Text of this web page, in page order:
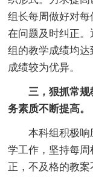
组长每周做好对
在问题及时纠正
组的教学成绩均
成绩较为优异。
三，狠抓常
务素质不断提高。
本科组积极
学工作，坚持每
正，不及格的教